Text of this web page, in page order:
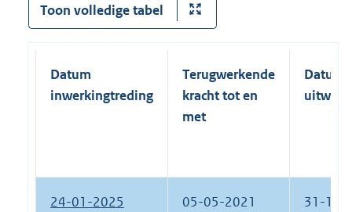
Toon volledige tabel
Datum
inwerkingtreding
Terugwerkende
kracht tot en
met
Datum
24-01-2025 05-05-2021 31-12-